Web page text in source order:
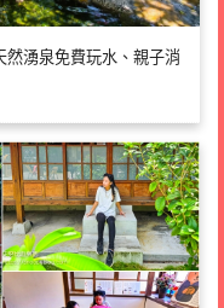
湧泉免費玩水、親子消